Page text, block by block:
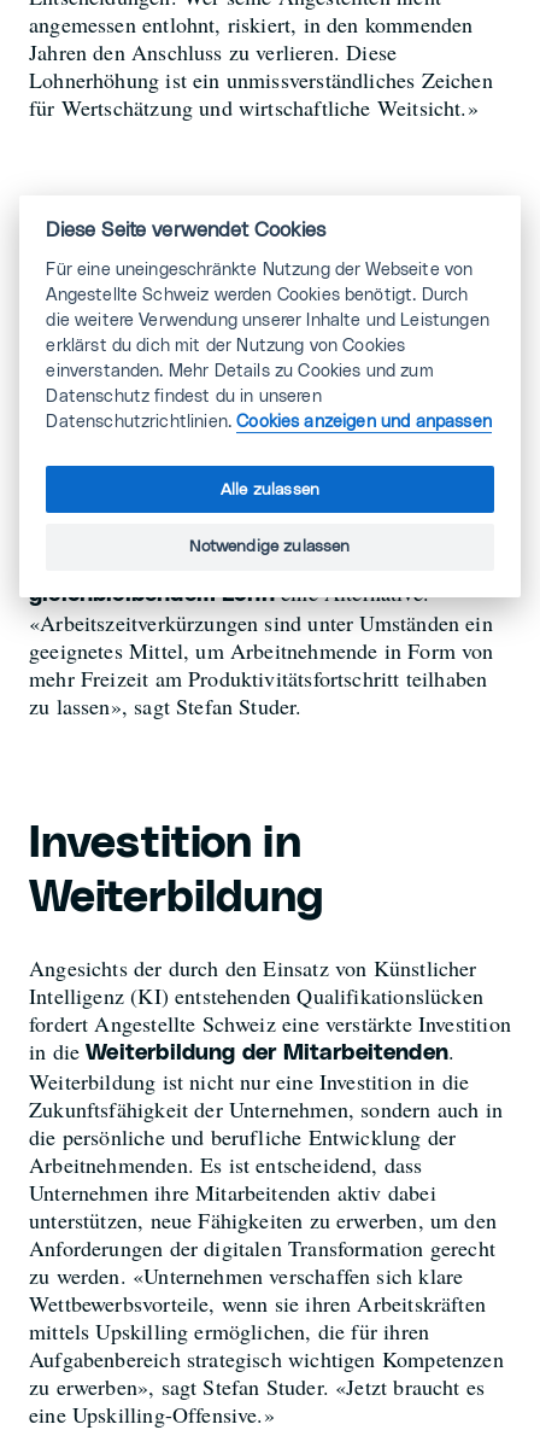
angemessen entlohnt, riskiert, in den kommenden
Jahren den Anschluss zu verlieren. Diese
Lohnerhöhung ist ein unmissverständliches Zeichen
für Wertschätzung und wirtschaftliche Weitsicht.»
Arbeitszeitverkürzung
als Alternative zur
Lohnerhöhung
Jede unternehmerische Situation muss im geforderten
Angestellte Schweiz Wert. Können Unternehmen
durch wirtschaftliche Unsicherheit oder schwierige
Konjunkturdynamik keine Lohnerhöhungen leisten,
gleichbleibendem Lohneine Alternative.
«Arbeitszeitverkürzungen sind unter Umständen ein
geeignetes Mittel, um Arbeitnehmende in Form von
mehr Freizeit am Produktivitätsfortschritt teilhaben
zu lassen», sagt Stefan Studer.
Investition in
Weiterbildung
Angesichts der durch den Einsatz von Künstlicher
Intelligenz (KI) entstehenden Qualifikationslücken
fordert Angestellte Schweiz eine verstärkte Investition
in dieWeiterbildung der Mitarbeitenden.
Weiterbildung ist nicht nur eine Investition in die
Zukunftsfähigkeit der Unternehmen, sondern auch in
die persönliche und berufliche Entwicklung der
Arbeitnehmenden. Es ist entscheidend, dass
Unternehmen ihre Mitarbeitenden aktiv dabei
unterstützen, neue Fähigkeiten zu erwerben, um den
Anforderungen der digitalen Transformation gerecht
zu werden. «Unternehmen verschaffen sich klare
Wettbewerbsvorteile, wenn sie ihren Arbeitskräften
mittels Upskilling ermöglichen, die für ihren
Aufgabenbereich strategisch wichtigen Kompetenzen
zu erwerben», sagt Stefan Studer. «Jetzt braucht es
eine Upskilling-Offensive.»
Diese Seite verwendet Cookies
Für eine uneingeschränkte Nutzung der Webseite von
Angestellte Schweiz werden Cookies benötigt. Durch
die weitere Verwendung unserer Inhalte und Leistungen
erklärst du dich mit der Nutzung von Cookies
einverstanden. Mehr Details zu Cookies und zum
Datenschutz findest du in unseren
Datenschutzrichtlinien.Cookies anzeigen und anpassen
Alle zulassen
Notwendige zulassen